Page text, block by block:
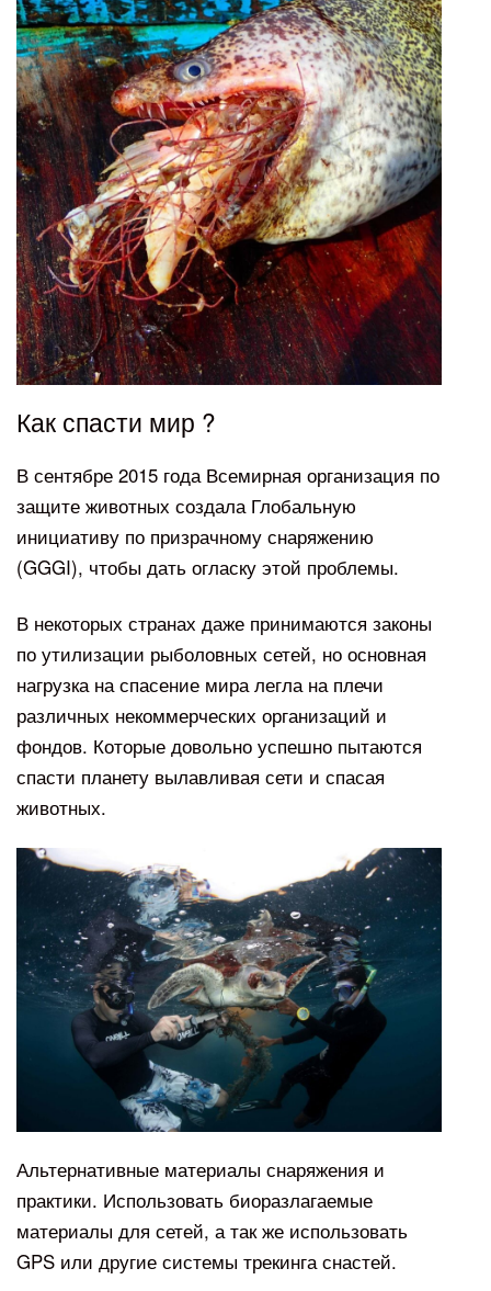
Как спасти мир ?
В сентябре 2015 года Всемирная организация по
защите животных создала Глобальную
инициативу по призрачному снаряжению
(GGGI), чтобы дать огласку этой проблемы.
В некоторых странах даже принимаются законы
по утилизации рыболовных сетей, но основная
нагрузка на спасение мира легла на плечи
различных некоммерческих организаций и
фондов. Которые довольно успешно пытаются
спасти планету вылавливая сети и спасая
животных.
Альтернативные материалы снаряжения и
практики. Использовать биоразлагаемые
материалы для сетей, а так же использовать
GPS или другие системы трекинга снастей.